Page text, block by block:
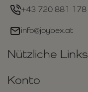
+43 720 881 178
info@joybex.at
Nützliche Links
Konto